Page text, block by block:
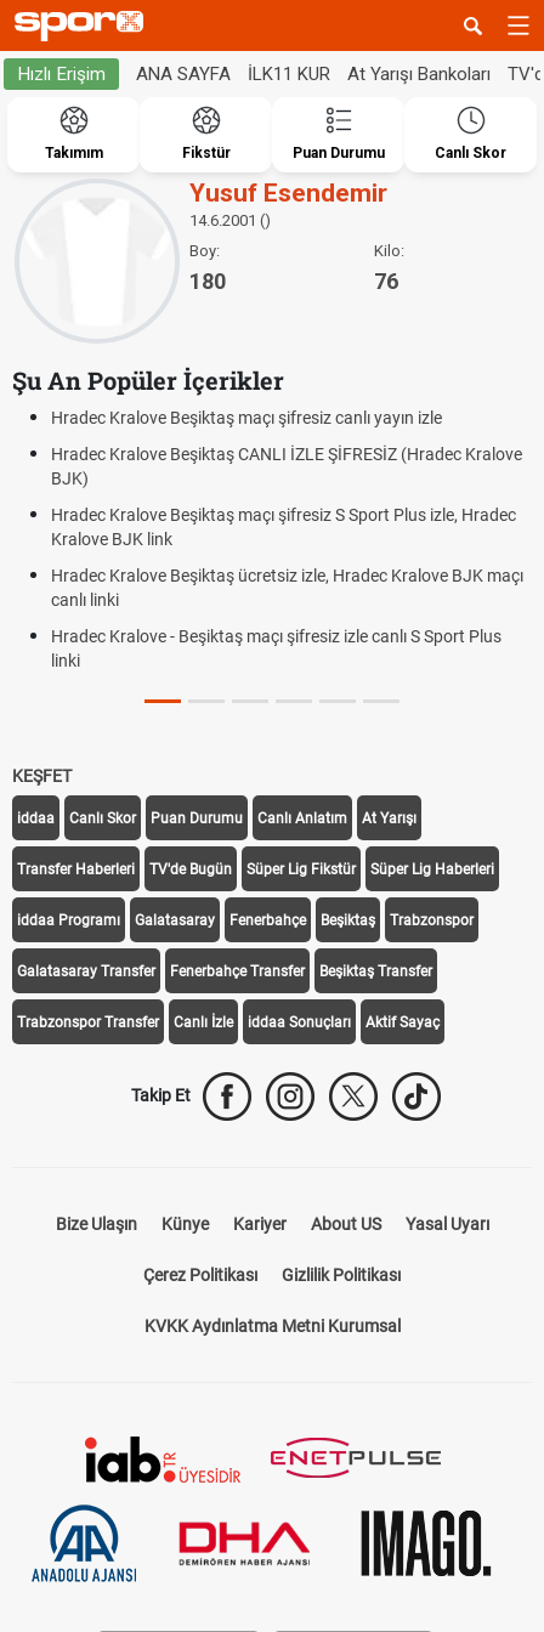
Hızlı Erişim ANA SAYFA İLK11 KUR At Yarışı Bankoları
Takımım Fikstür Puan Durumu Canlı Skor
Yusuf Esendemir
14.6.2001 ()
Boy:
180
Kilo:
76
Şu An Popüler İçerikler
Hradec Kralove Beşiktaş maçı şifresiz canlı yayın izle
Hradec Kralove Beşiktaş CANLI İZLE ŞİFRESİZ (Hradec Kralove
BJK)
Hradec Kralove Beşiktaş maçı şifresiz S Sport Plus izle, Hradec
Kralove BJK link
Hradec Kralove Beşiktaş ücretsiz izle, Hradec Kralove BJK maçı
canlı linki
Hradec Kralove - Beşiktaş maçı şifresiz izle canlı S Sport Plus
linki
KEŞFET
iddaa Canlı Skor Puan Durumu Canlı Anlatım At Yarışı
Transfer Haberleri TV'de Bugün Süper Lig Fikstür Süper Lig Haberleri
iddaa Programı Galatasaray Fenerbahçe Beşiktaş Trabzonspor
Galatasaray Transfer Fenerbahçe Transfer Beşiktaş Transfer
Trabzonspor Transfer Canlı İzle iddaa Sonuçları Aktif Sayaç
Takip Et
Bize Ulaşın Künye Kariyer About US Yasal Uyarı
Çerez Politikası Gizlilik Politikası
KVKK Aydınlatma Metni Kurumsal